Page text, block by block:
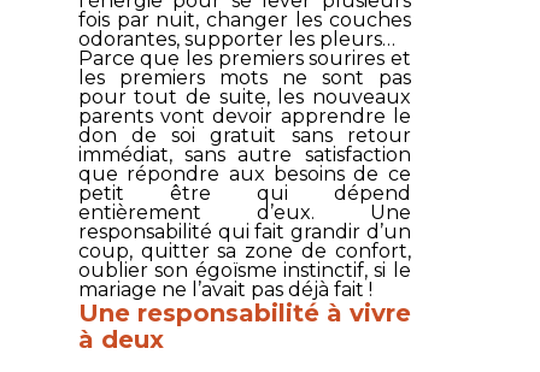
fois par nuit, changer les couches
odorantes, supporter les pleurs…
Parce que les premiers sourires et
les premiers mots ne sont pas
pour tout de suite, les nouveaux
parents vont devoir apprendre le
don de soi gratuit sans retour
immédiat, sans autre satisfaction
que répondre aux besoins de ce
petit être qui dépend
entièrement d’eux. Une
responsabilité qui fait grandir d’un
coup, quitter sa zone de confort,
oublier son égoïsme instinctif, si le
mariage ne l’avait pas déjà fait !
Une responsabilité à vivre
à deux